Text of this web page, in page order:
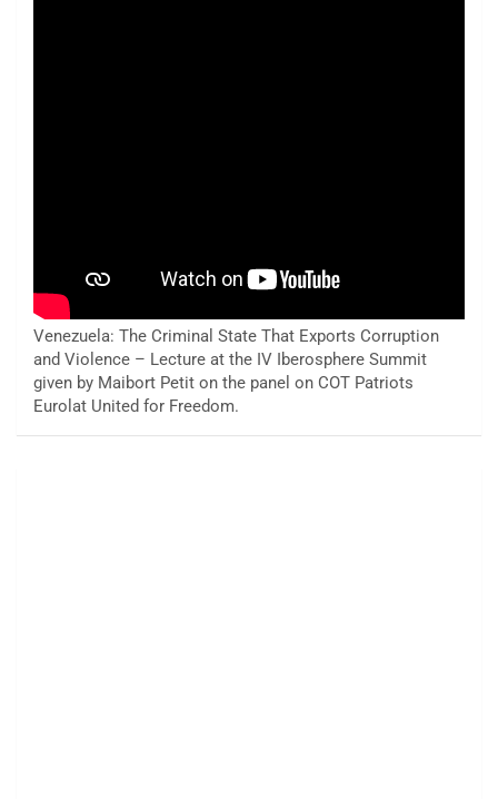
Venezuela: The Criminal State That Exports Corruption
and Violence – Lecture at the IV Iberosphere Summit
given by Maibort Petit on the panel on COT Patriots
Eurolat United for Freedom.